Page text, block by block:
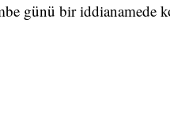
günü bir iddianamede